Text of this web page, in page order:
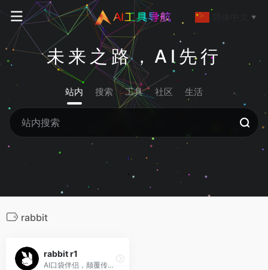
未来之路，AI先行
站内 搜索 工具 社区 生活
rabbit
rabbit r1
AI口袋伴侣，颠覆传统应用交互方式
▼